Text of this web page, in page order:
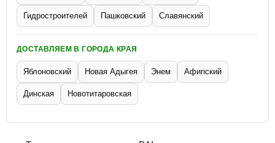
Гидростроителей Пашковский Славянский
ДОСТАВЛЯЕМ В ГОРОДА КРАЯ
Яблоновский Новая Адыгея Энем Афипский
Динская Новотитаровская